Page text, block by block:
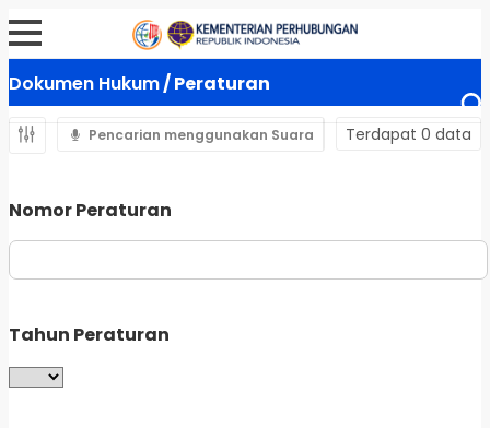
Dokumen Hukum/ Peraturan
Pencarian menggunakan Suara Terdapat 0 data
Nomor Peraturan
Tahun Peraturan